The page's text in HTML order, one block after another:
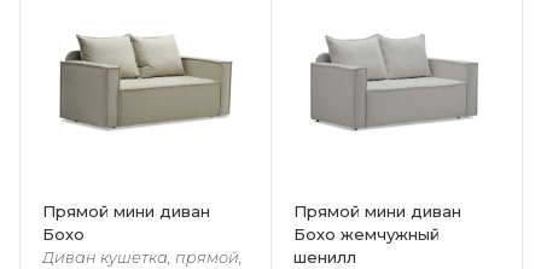
Прямой мини диван
Бохо
Диван кушетка, прямой,
Прямой мини диван
Бохо жемчужный
шенилл